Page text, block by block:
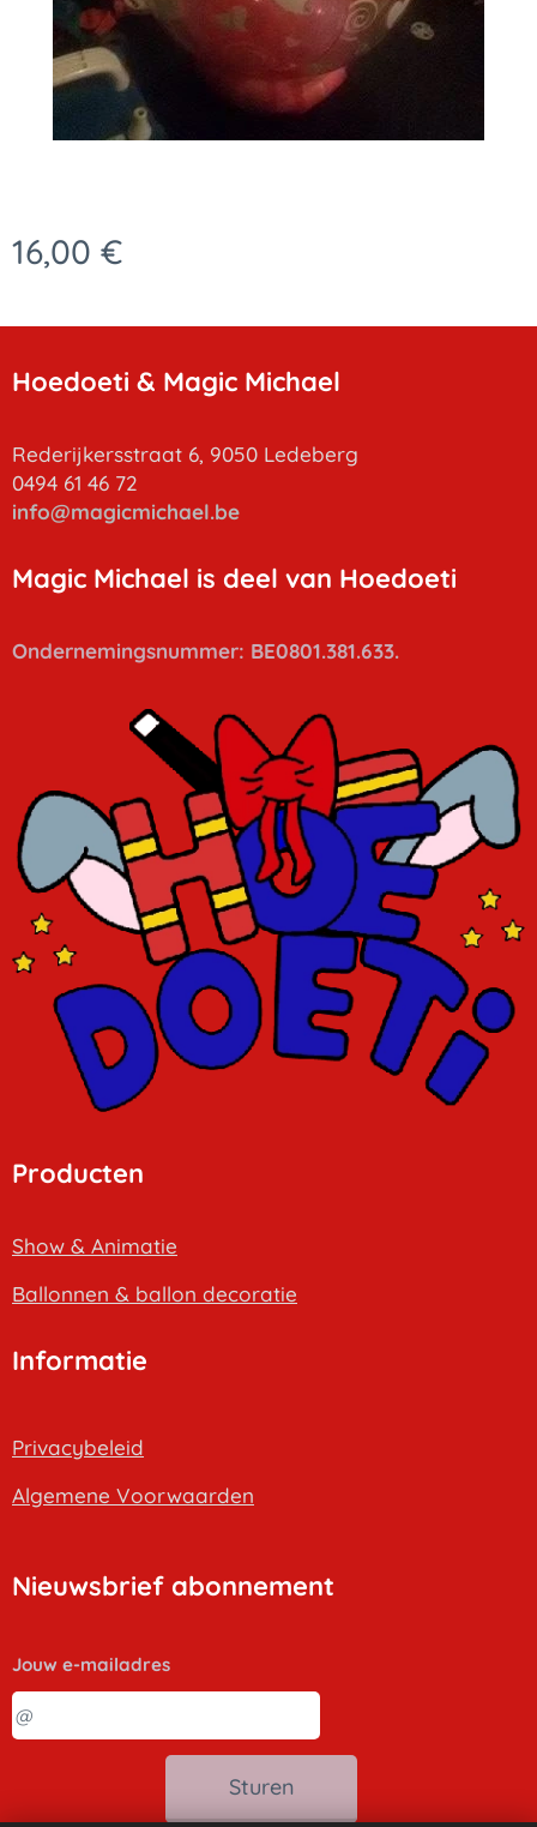
16,00 €
Hoedoeti & Magic Michael
Rederijkersstraat 6, 9050 Ledeberg
0494 61 46 72
info@magicmichael.be
Magic Michael is deel van Hoedoeti
Ondernemingsnummer: BE0801.381.633.
Producten
Show & Animatie
Ballonnen & ballon decoratie
Informatie
Privacybeleid
Algemene Voorwaarden
Nieuwsbrief abonnement
Jouw e-mailadres
Sturen